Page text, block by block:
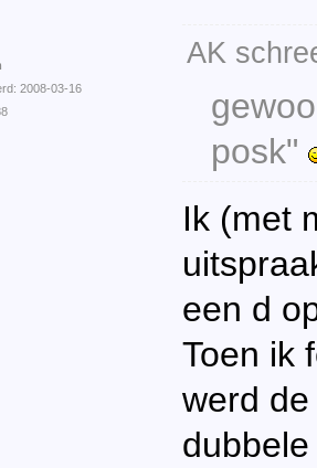
2008-03-16
AK
posk"
Ik (met
een d
Toen ik
werd